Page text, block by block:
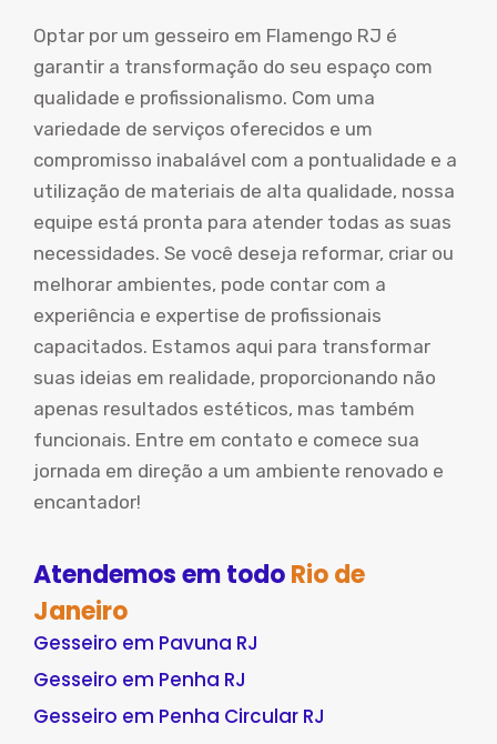
Optar por um gesseiro em Flamengo RJ é
garantir a transformação do seu espaço com
qualidade e profissionalismo. Com uma
variedade de serviços oferecidos e um
compromisso inabalável com a pontualidade e a
utilização de materiais de alta qualidade, nossa
equipe está pronta para atender todas as suas
necessidades. Se você deseja reformar, criar ou
melhorar ambientes, pode contar com a
experiência e expertise de profissionais
capacitados. Estamos aqui para transformar
suas ideias em realidade, proporcionando não
apenas resultados estéticos, mas também
funcionais. Entre em contato e comece sua
jornada em direção a um ambiente renovado e
encantador!
Atendemos em todoRio de
Janeiro
Gesseiro em Pavuna RJ
Gesseiro em Penha RJ
Gesseiro em Penha Circular RJ